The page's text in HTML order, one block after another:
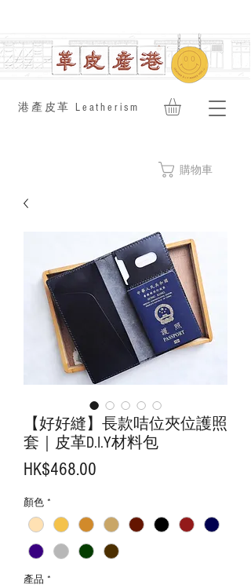
​港產皮革 Leatherism
購物車
【好好縫】長款咭位夾位護照
套｜皮革D.I.Y材料包
HK$468.00
顏色 *
產品 *